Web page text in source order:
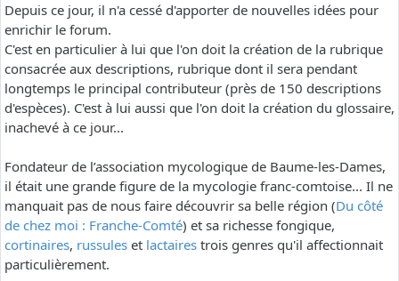
Depuis ce jour, il n'a cessé d'apporter de nouvelles idées pour
enrichir le forum.
C'est en particulier à lui que l'on doit la création de la rubrique
consacrée aux descriptions, rubrique dont il sera pendant
longtemps le principal contributeur (près de 150 descriptions
d'espèces). C'est à lui aussi que l'on doit la création du glossaire,
inachevé à ce jour...
Fondateur de l’association mycologique de Baume-les-Dames,
il était une grande figure de la mycologie franc-comtoise... Il ne
manquait pas de nous faire découvrir sa belle région (Du côté
de chez moi : Franche-Comté) et sa richesse fongique,
cortinaires, russules et lactaires trois genres qu'il affectionnait
particulièrement.